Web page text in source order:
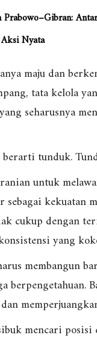
Nyata
maju dan
tata kelola
seharusnya
tunduk.
untuk
kekuatan
cukup dengan
yang
membangun
berpengetahuan.
mencari posisi